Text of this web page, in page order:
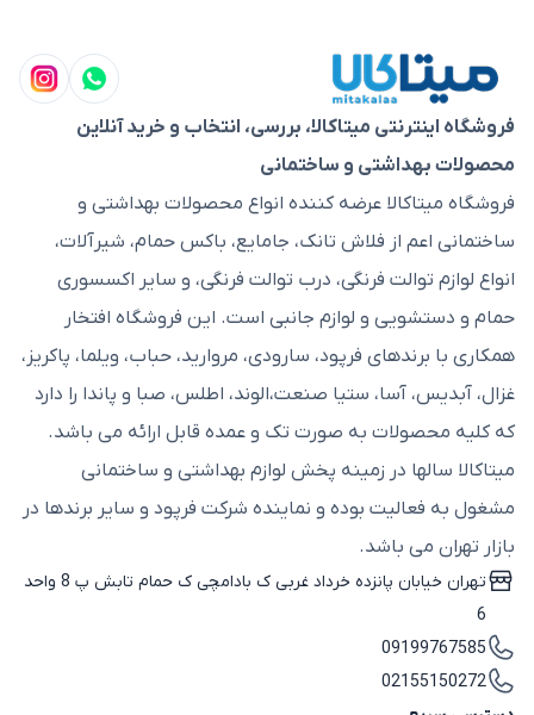
فروشگاه اینترنتی میتاکالا، بررسی، انتخاب و خرید آنلاین
محصولات بهداشتی و ساختمانی
فروشگاه میتاکالا عرضه کننده انواع محصولات بهداشتی و
ساختمانی اعم از فلاش تانک، جامایع، باکس حمام، شیرآلات،
انواع لوازم توالت فرنگی، درب توالت فرنگی، و سایر اکسسوری
حمام و دستشویی و لوازم جانبی است. این فروشگاه افتخار
همکاری با برندهای فرپود، سارودی، مروارید، حباب، ویلما، پاکریز،
غزال، آبدیس، آسا، ستیا صنعت،الوند، اطلس، صبا و پاندا را دارد
که کلیه محصولات به صورت تک و عمده قابل ارائه می باشد.
میتاکالا سالها در زمینه پخش لوازم بهداشتی و ساختمانی
مشغول به فعالیت بوده و نماینده شرکت فرپود و سایر برندها در
بازار تهران می باشد.
تهران خیابان پانزده خرداد غربی ک بادامچی ک حمام تابش پ 8 واحد
6
09199767585
02155150272